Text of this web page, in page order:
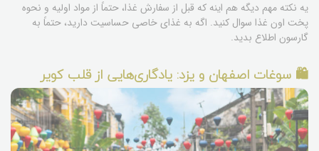
یه نکته مهم دیگه هم اینه که قبل از سفارش غذا، حتماً از مواد اولیه و نحوه
پخت اون غذا سوال کنید. اگه به غذای خاصی حساسیت دارید، حتماً به
گارسون اطلاع بدید.
🛍️ سوغات اصفهان و یزد: یادگاری‌هایی از قلب کویر